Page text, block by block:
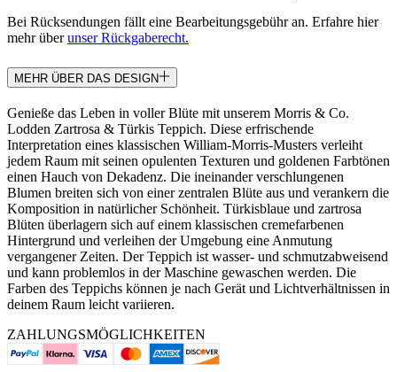
Bei Rücksendungen fällt eine Bearbeitungsgebühr an. Erfahre hier
mehr überunser Rückgaberecht.
MEHR ÜBER DAS DESIGN
Genieße das Leben in voller Blüte mit unserem Morris & Co.
Lodden Zartrosa & Türkis Teppich. Diese erfrischende
Interpretation eines klassischen William-Morris-Musters verleiht
jedem Raum mit seinen opulenten Texturen und goldenen Farbtönen
einen Hauch von Dekadenz. Die ineinander verschlungenen
Blumen breiten sich von einer zentralen Blüte aus und verankern die
Komposition in natürlicher Schönheit. Türkisblaue und zartrosa
Blüten überlagern sich auf einem klassischen cremefarbenen
Hintergrund und verleihen der Umgebung eine Anmutung
vergangener Zeiten. Der Teppich ist wasser- und schmutzabweisend
und kann problemlos in der Maschine gewaschen werden. Die
Farben des Teppichs können je nach Gerät und Lichtverhältnissen in
deinem Raum leicht variieren.
ZAHLUNGSMÖGLICHKEITEN